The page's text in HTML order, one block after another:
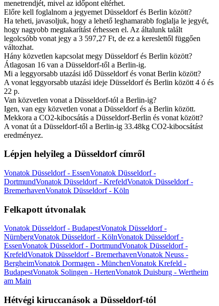
menetrendjét, mivel az időpont eltérhet.
Előre kell foglalnom a jegyemet Düsseldorf és Berlin között?
Ha teheti, javasoljuk, hogy a lehető leghamarabb foglalja le jegyét,
hogy nagyobb megtakarítást érhessen el. Az általunk talált
legolcsóbb vonat jegy a 3 597,27 Ft, de ez a kereslettől függően
változhat.
Hány közvetlen kapcsolat megy Düsseldorf és Berlin között?
Átlagosan 16 van a Düsseldorf-től a Berlin-ig.
Mi a leggyorsabb utazási idő Düsseldorf és vonat Berlin között?
A vonat leggyorsabb utazási ideje Düsseldorf és Berlin között 4 ó és
22 p.
Van közvetlen vonat a Düsseldorf-tól a Berlin-ig?
Igen, van egy közvetlen vonat a Düsseldorf és a Berlin között.
Mekkora a CO2-kibocsátás a Düsseldorf-Berlin és vonat között?
A vonat út a Düsseldorf-től a Berlin-ig 33.48kg CO2-kibocsátást
eredményez.
Lépjen helyileg a Düsseldorf címről
Vonatok Düsseldorf - EssenVonatok Düsseldorf -
DortmundVonatok Düsseldorf - KrefeldVonatok Düsseldorf -
BremerhavenVonatok Düsseldorf - Köln
Felkapott útvonalak
Vonatok Düsseldorf - BudapestVonatok Düsseldorf -
NürnbergVonatok Düsseldorf - KölnVonatok Düsseldorf -
EssenVonatok Düsseldorf - DortmundVonatok Düsseldorf -
KrefeldVonatok Düsseldorf - BremerhavenVonatok Neuss -
BergheimVonatok Dormagen - MünchenVonatok Krefeld -
BudapestVonatok Solingen - HertenVonatok Duisburg - Wertheim
am Main
Hétvégi kiruccanások a Düsseldorf-tól